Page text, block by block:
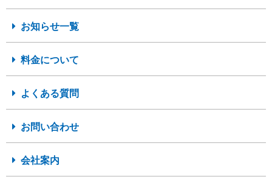
お知らせ一覧
料金について
よくある質問
お問い合わせ
会社案内